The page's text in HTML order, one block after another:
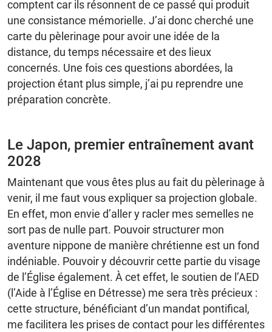
comptent car ils résonnent de ce passé qui produit
une consistance mémorielle. J’ai donc cherché une
carte du pèlerinage pour avoir une idée de la
distance, du temps nécessaire et des lieux
concernés. Une fois ces questions abordées, la
projection étant plus simple, j’ai pu reprendre une
préparation concrète.
Le Japon, premier entraînement avant
2028
Maintenant que vous êtes plus au fait du pèlerinage à
venir, il me faut vous expliquer sa projection globale.
En effet, mon envie d’aller y racler mes semelles ne
sort pas de nulle part. Pouvoir structurer mon
aventure nippone de manière chrétienne est un fond
indéniable. Pouvoir y découvrir cette partie du visage
de l’Église également. À cet effet, le soutien de l’AED
(l’Aide à l’Église en Détresse) me sera très précieux :
cette structure, bénéficiant d’un mandat pontifical,
me facilitera les prises de contact pour les différentes